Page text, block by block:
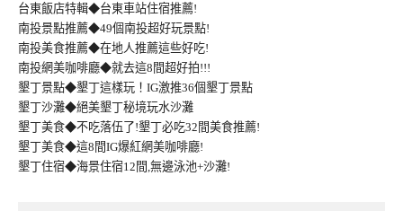
台東飯店特輯◆台東車站住宿推薦!
南投景點推薦◆49個南投超好玩景點!
南投美食推薦◆在地人推薦這些好吃!
南投網美咖啡廳◆就去這8間超好拍!!!
墾丁景點◆墾丁這樣玩！IG激推36個墾丁景點
墾丁沙灘◆絕美墾丁秘境玩水沙灘
墾丁美食◆不吃落伍了!墾丁必吃32間美食推薦!
墾丁美食◆這8間IG爆紅網美咖啡廳!
墾丁住宿◆海景住宿12間,無邊泳池+沙灘!